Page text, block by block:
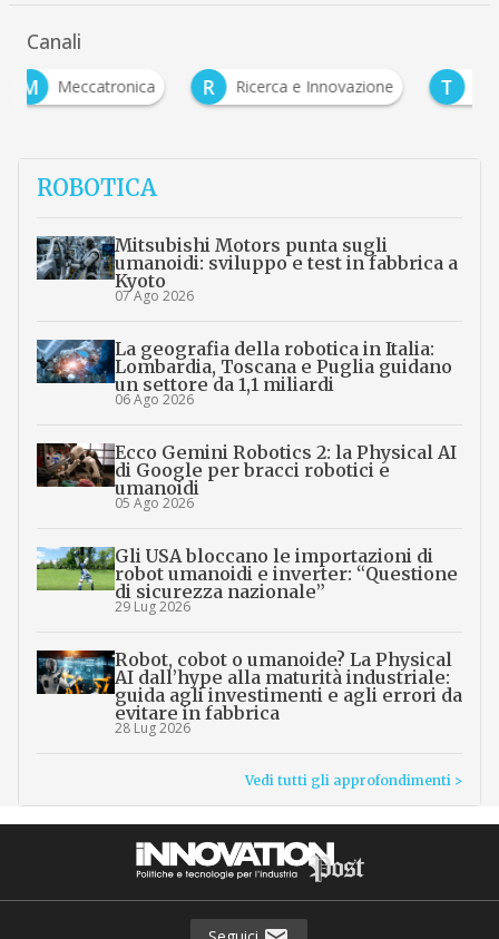
Canali
R Ricerca e Innovazione T Tecnologie
ROBOTICA
Mitsubishi Motors punta sugli
umanoidi: sviluppo e test in fabbrica a
Kyoto
07 Ago 2026
La geografia della robotica in Italia:
Lombardia, Toscana e Puglia guidano
un settore da 1,1 miliardi
06 Ago 2026
Ecco Gemini Robotics 2: la Physical AI
di Google per bracci robotici e
umanoidi
05 Ago 2026
Gli USA bloccano le importazioni di
robot umanoidi e inverter: “Questione
di sicurezza nazionale”
29 Lug 2026
Robot, cobot o umanoide? La Physical
AI dall’hype alla maturità industriale:
guida agli investimenti e agli errori da
evitare in fabbrica
28 Lug 2026
Vedi tutti gli approfondimenti >